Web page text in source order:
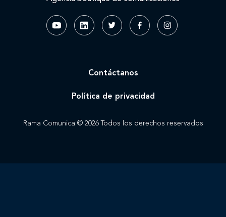
Rama Comunica © 2026 Todos los derechos reservados
Contáctanos
Política de privacidad